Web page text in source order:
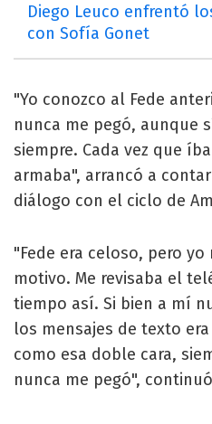
Diego Leuco enfrentó
con Sofía Gonet
"Yo conozco al Fede
nunca me pegó, aunque
siempre. Cada vez que
armaba", arrancó a
diálogo con el ciclo de
"Fede era celoso, pero
motivo. Me revisaba el
tiempo así. Si bien a mí
los mensajes de texto
como esa doble cara,
nunca me pegó",